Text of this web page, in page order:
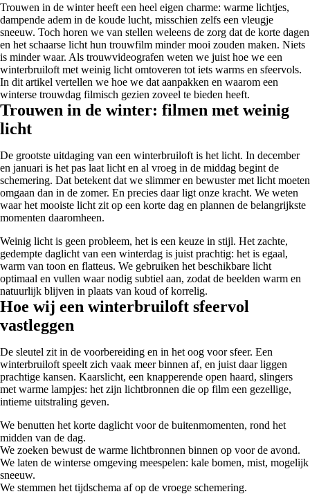
Trouwen in de winter heeft een heel eigen charme: warme lichtjes,
dampende adem in de koude lucht, misschien zelfs een vleugje
sneeuw. Toch horen we van stellen weleens de zorg dat de korte dagen
en het schaarse licht hun trouwfilm minder mooi zouden maken. Niets
is minder waar. Als trouwvideografen weten we juist hoe we een
winterbruiloft met weinig licht omtoveren tot iets warms en sfeervols.
In dit artikel vertellen we hoe we dat aanpakken en waarom een
winterse trouwdag filmisch gezien zoveel te bieden heeft.
Trouwen in de winter: filmen met weinig
licht
De grootste uitdaging van een winterbruiloft is het licht. In december
en januari is het pas laat licht en al vroeg in de middag begint de
schemering. Dat betekent dat we slimmer en bewuster met licht moeten
omgaan dan in de zomer. En precies daar ligt onze kracht. We weten
waar het mooiste licht zit op een korte dag en plannen de belangrijkste
momenten daaromheen.
Weinig licht is geen probleem, het is een keuze in stijl. Het zachte,
gedempte daglicht van een winterdag is juist prachtig: het is egaal,
warm van toon en flatteus. We gebruiken het beschikbare licht
optimaal en vullen waar nodig subtiel aan, zodat de beelden warm en
natuurlijk blijven in plaats van koud of korrelig.
Hoe wij een winterbruiloft sfeervol
vastleggen
De sleutel zit in de voorbereiding en in het oog voor sfeer. Een
winterbruiloft speelt zich vaak meer binnen af, en juist daar liggen
prachtige kansen. Kaarslicht, een knapperende open haard, slingers
met warme lampjes: het zijn lichtbronnen die op film een gezellige,
intieme uitstraling geven.
We benutten het korte daglicht voor de buitenmomenten, rond het
midden van de dag.
We zoeken bewust de warme lichtbronnen binnen op voor de avond.
We laten de winterse omgeving meespelen: kale bomen, mist, mogelijk
sneeuw.
We stemmen het tijdschema af op de vroege schemering.